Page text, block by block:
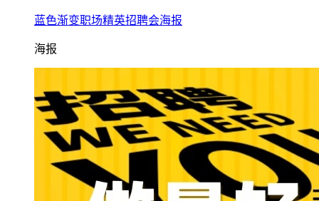
蓝色渐变职场精英招聘会海报
海报